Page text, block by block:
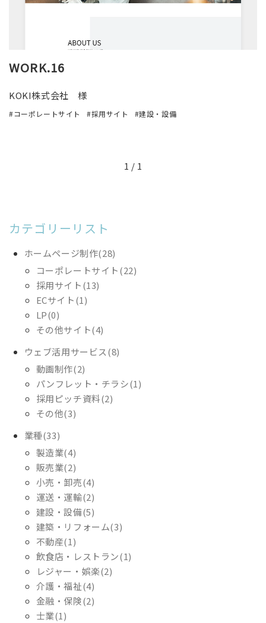
WORK.16
KOKI株式会社 様
コーポレートサイト 採用サイト 建設・設備
1 / 1
カテゴリーリスト
ホームページ制作(28)
コーポレートサイト(22)
採用サイト(13)
ECサイト(1)
LP(0)
その他サイト(4)
ウェブ活用サービス(8)
動画制作(2)
パンフレット・チラシ(1)
採用ピッチ資料(2)
その他(3)
業種(33)
製造業(4)
販売業(2)
小売・卸売(4)
運送・運輸(2)
建設・設備(5)
建築・リフォーム(3)
不動産(1)
飲食店・レストラン(1)
レジャー・娯楽(2)
介護・福祉(4)
金融・保険(2)
士業(1)